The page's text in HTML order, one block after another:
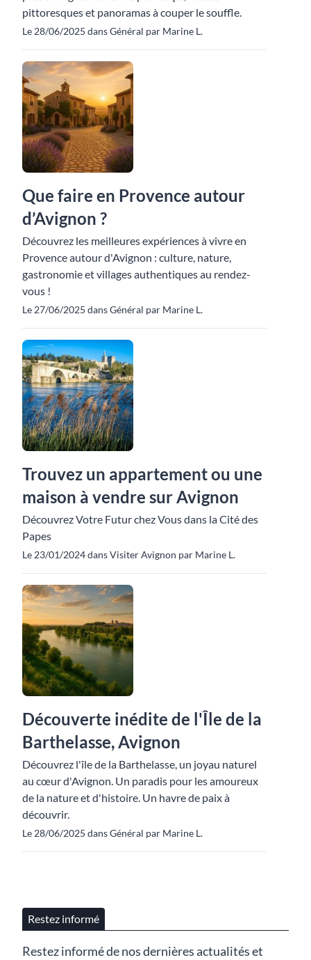
pittoresques et panoramas à couper le souffle.
Le 28/06/2025 dans Général par Marine L.
Que faire en Provence autour
d’Avignon ?
Découvrez les meilleures expériences à vivre en
Provence autour d'Avignon : culture, nature,
gastronomie et villages authentiques au rendez-
vous !
Le 27/06/2025 dans Général par Marine L.
Trouvez un appartement ou une
maison à vendre sur Avignon
Découvrez Votre Futur chez Vous dans la Cité des
Papes
Le 23/01/2024 dans Visiter Avignon par Marine L.
Découverte inédite de l'Île de la
Barthelasse, Avignon
Découvrez l'île de la Barthelasse, un joyau naturel
au cœur d'Avignon. Un paradis pour les amoureux
de la nature et d'histoire. Un havre de paix à
découvrir.
Le 28/06/2025 dans Général par Marine L.
Restez informé
Restez informé de nos dernières actualités et